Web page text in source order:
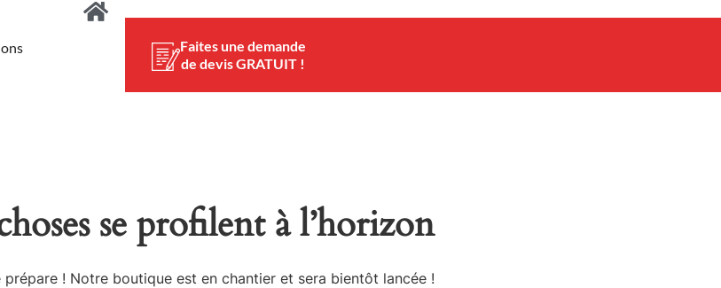
Faites une demande
de devis GRATUIT !
se profilent à l’horizon
prépare ! Notre boutique est en chantier et sera bientôt lancée !